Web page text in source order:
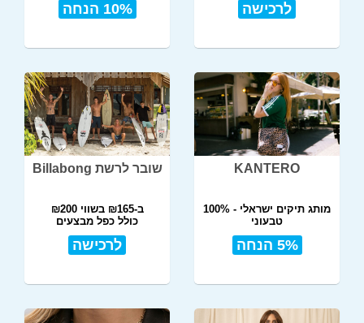
לרכישה 10% הנחה
KANTERO
מותג תיקים ישראלי - 100%
טבעוני
תל אביב
5% הנחה
שובר לרשת Billabong
ב-₪165 בשווי ₪200
כולל כפל מבצעים
לרכישה